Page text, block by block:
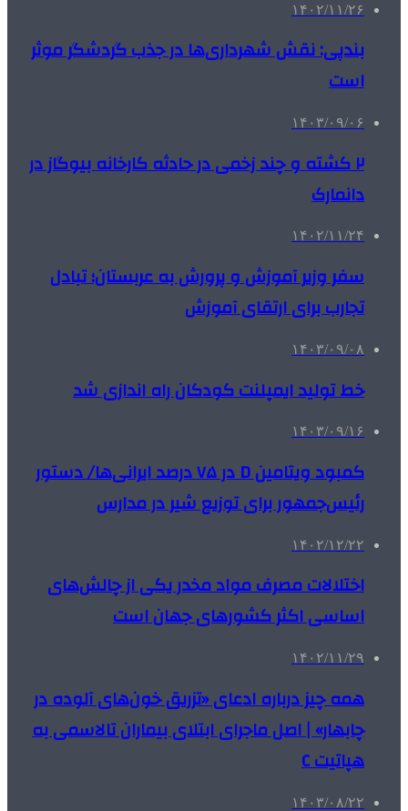
۱۴۰۲/۱۱/۲۶
بندپی: نقش شهرداری‌ها در جذب گردشگر موثر
است
۱۴۰۳/۰۹/۰۶
۲ کشته و چند زخمی در حادثه کارخانه بیوگاز در
دانمارک
۱۴۰۲/۱۱/۲۴
سفر وزیر آموزش و پرورش به عربستان؛ تبادل
تجارب برای ارتقای آموزش
۱۴۰۳/۰۹/۰۸
خط تولید ایمپلنت کودکان راه اندازی شد
۱۴۰۳/۰۹/۱۶
کمبود ویتامین D در ۷۵ درصد ایرانی‌ها/ دستور
رئیس‌جمهور برای توزیع شیر در مدارس
۱۴۰۲/۱۲/۲۲
اختلالات مصرف مواد مخدر یکی از چالش‌های
اساسی اکثر کشورهای جهان است
۱۴۰۲/۱۱/۲۹
همه چیز درباره ادعای «تزریق خون‌های آلوده در
چابهار» | اصل ماجرای ابتلای بیماران تالاسمی به
هپاتیت C
۱۴۰۳/۰۸/۲۲